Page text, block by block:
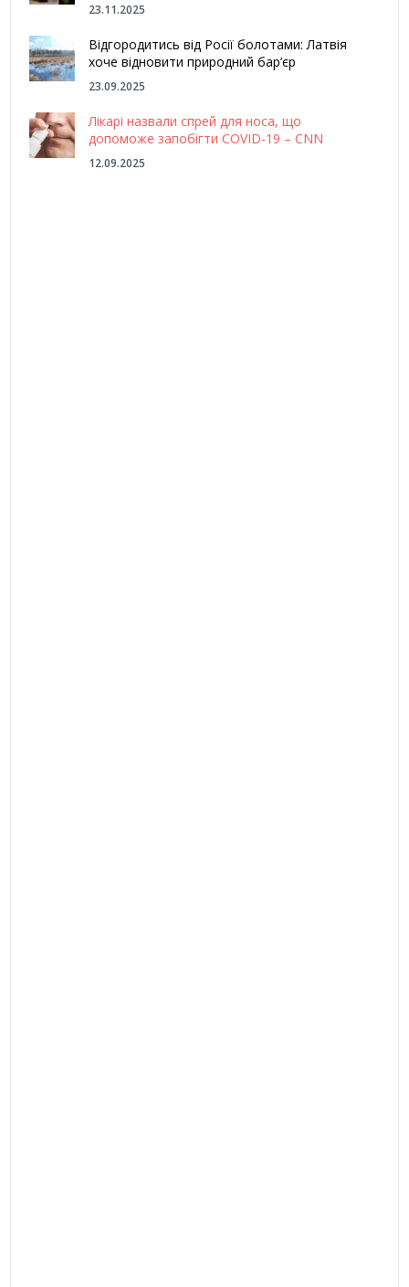
23.11.2025
Відгородитись від Росії болотами: Латвія
хоче відновити природний бар’єр
23.09.2025
Лікарі назвали спрей для носа, що
допоможе запобігти COVID-19 – CNN
12.09.2025